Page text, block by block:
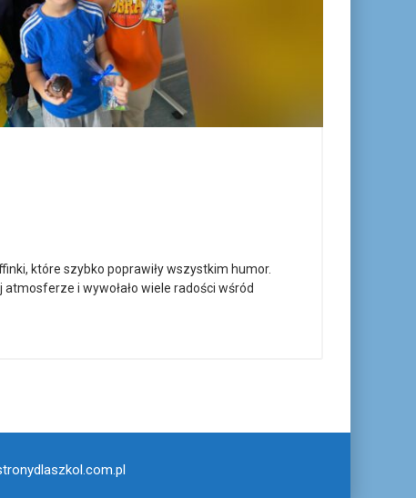
które szybko poprawiły wszystkim humor.
i wywołało wiele radości wśród